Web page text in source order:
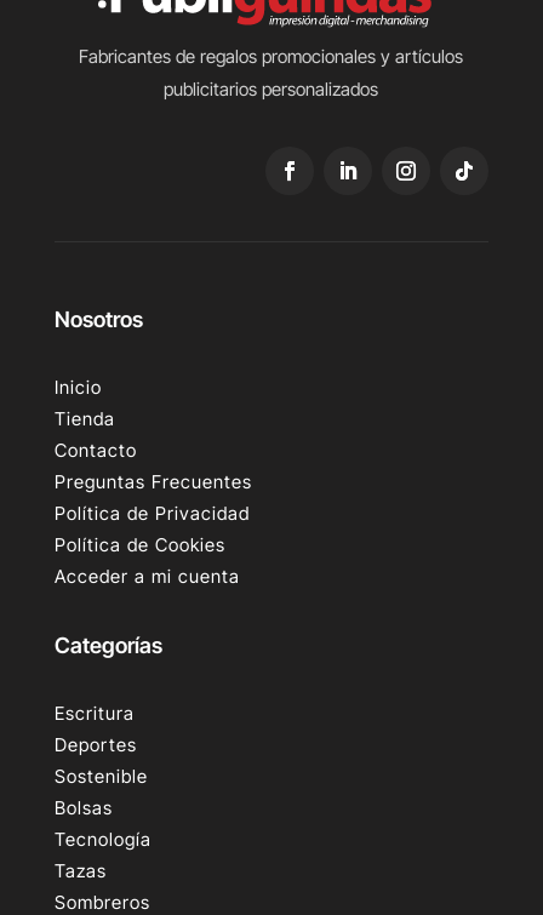
Fabricantes de regalos promocionales y artículos
publicitarios personalizados
Nosotros
Inicio
Tienda
Contacto
Preguntas Frecuentes
Política de Privacidad
Política de Cookies
Acceder a mi cuenta
Categorías
Escritura
Deportes
Sostenible
Bolsas
Tecnología
Tazas
Sombreros